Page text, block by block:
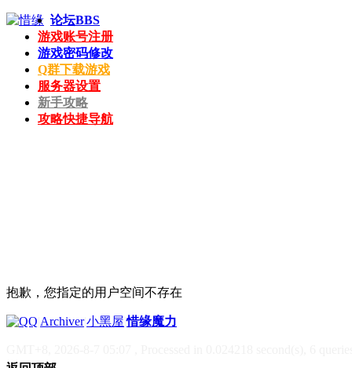
论坛BBS
游戏账号注册
游戏密码修改
Q群下载游戏
服务器设置
新手攻略
攻略快捷导航
抱歉，您指定的用户空间不存在
Archiver|小黑屋|惜缘魔力